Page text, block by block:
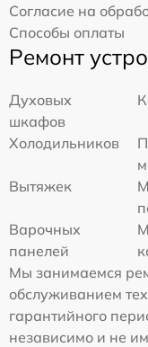
Согласие на
Способы оплаты
Ремонт
Духовых
шкафов
Холодильников
Вытяжек
Варочных
панелей
Мы занимаемся
обслуживанием
гарантийного
независимо и не